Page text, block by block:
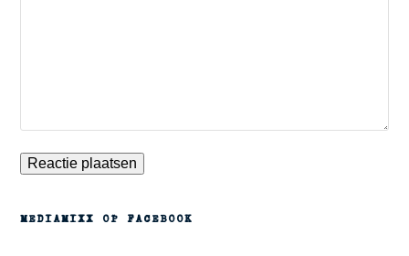
MEDIAMIXX OP FACEBOOK